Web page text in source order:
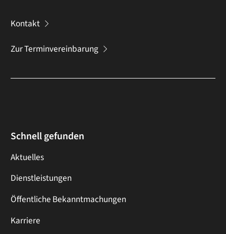
Kontakt
Zur Terminvereinbarung
Schnell gefunden
Aktuelles
Dienstleistungen
Öffentliche Bekanntmachungen
Karriere